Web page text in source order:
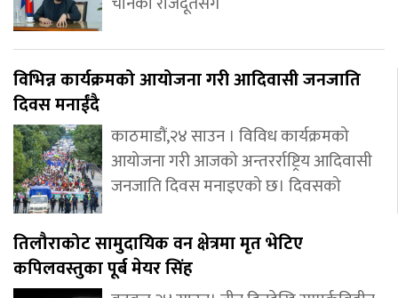
विभिन्न कार्यक्रमको आयोजना गरी आदिवासी जनजाति
दिवस मनाईंदै
काठमाडौं,२४ साउन । विविध कार्यक्रमको
आयोजना गरी आजको अन्तरर्राष्ट्रिय आदिवासी
जनजाति दिवस मनाइएको छ। दिवसको
तिलौराकोट सामुदायिक वन क्षेत्रमा मृत भेटिए
कपिलवस्तुका पूर्ब मेयर सिंह